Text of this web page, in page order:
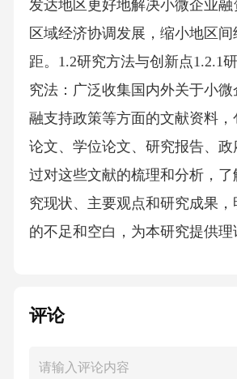
评论